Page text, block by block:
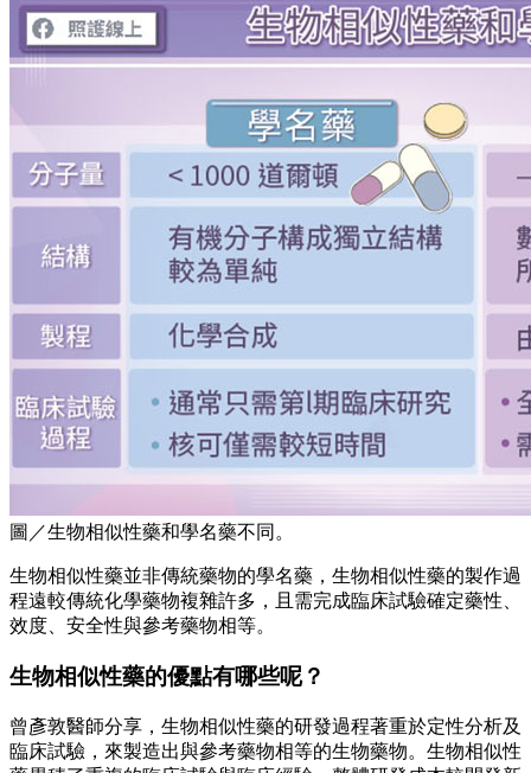
圖／生物相似性藥和學名藥不同。
生物相似性藥並非傳統藥物的學名藥，生物相似性藥的製作過
程遠較傳統化學藥物複雜許多，且需完成臨床試驗確定藥性、
效度、安全性與參考藥物相等。
生物相似性藥的優點有哪些呢？
曾彥敦醫師分享，生物相似性藥的研發過程著重於定性分析及
臨床試驗，來製造出與參考藥物相等的生物藥物。生物相似性